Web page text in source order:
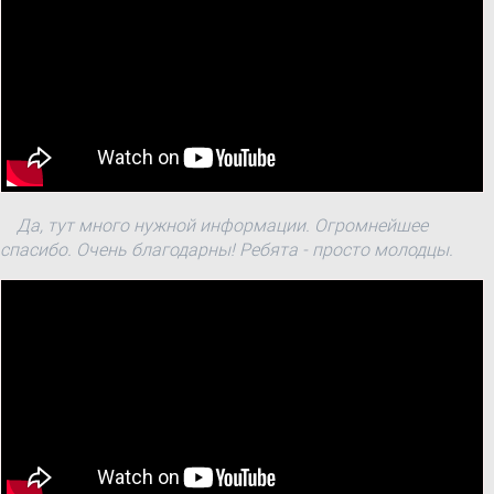
Да, тут много нужной информации. Огромнейшее
спасибо. Очень благодарны! Ребята - просто молодцы.